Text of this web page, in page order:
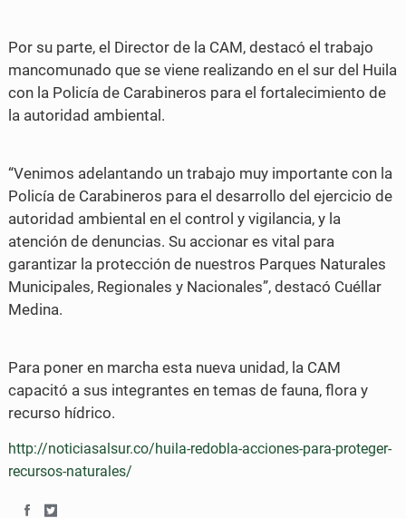
Por su parte, el Director de la CAM, destacó el trabajo
mancomunado que se viene realizando en el sur del Huila
con la Policía de Carabineros para el fortalecimiento de
la autoridad ambiental.
“Venimos adelantando un trabajo muy importante con la
Policía de Carabineros para el desarrollo del ejercicio de
autoridad ambiental en el control y vigilancia, y la
atención de denuncias. Su accionar es vital para
garantizar la protección de nuestros Parques Naturales
Municipales, Regionales y Nacionales”, destacó Cuéllar
Medina.
Para poner en marcha esta nueva unidad, la CAM
capacitó a sus integrantes en temas de fauna, flora y
recurso hídrico.
http://noticiasalsur.co/huila-redobla-acciones-para-proteger-
recursos-naturales/